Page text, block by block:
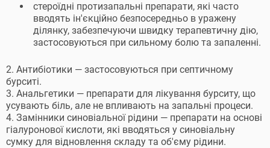
стероїдні протизапальні препарати, які часто
вводять ін'єкційно безпосередньо в уражену
ділянку, забезпечуючи швидку терапевтичну дію,
застосовуються при сильному болю та запаленні.
2. Антибіотики — застосовуються при септичному
бурситі.
3. Анальгетики — препарати для лікування бурситу, що
усувають біль, але не впливають на запальні процеси.
4. Замінники синовіальної рідини — препарати на основі
гіалуронової кислоти, які вводяться у синовіальну
сумку для відновлення складу та об'єму рідини.